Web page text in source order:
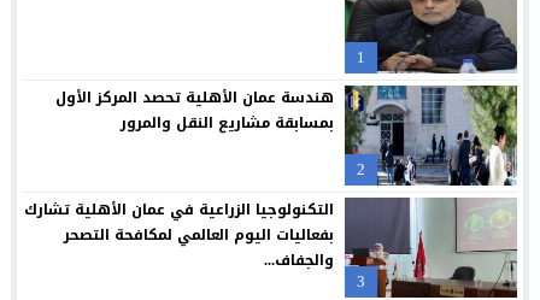
23:12 جامعة الزيتونة الأردنية تحتفل بتخريج الفوج الثلاثين من طلبتها
21:09 “العلوم التطبيقية” تحتضن “بالعربي – عمّان”.. ملتقى المبدعين
20:54 حملة عالمية لكفالة أيتام غزة: لايف للإغاثة والتنمية تكثف
18:45 فراس العرابي يهنيء الدكتور صالح المجالي بالمنصب الجديد
15:11 *العيسوي: الرؤية الملكية جعلت الأردن مركزا واعدا للاستثمار
1
2
هندسة عمان الأهلية تحصد المركز الأول
بمسابقة مشاريع النقل والمرور
3
التكنولوجيا الزراعية في عمان الأهلية تشارك
بفعاليات اليوم العالمي لمكافحة التصحر
والجفاف...